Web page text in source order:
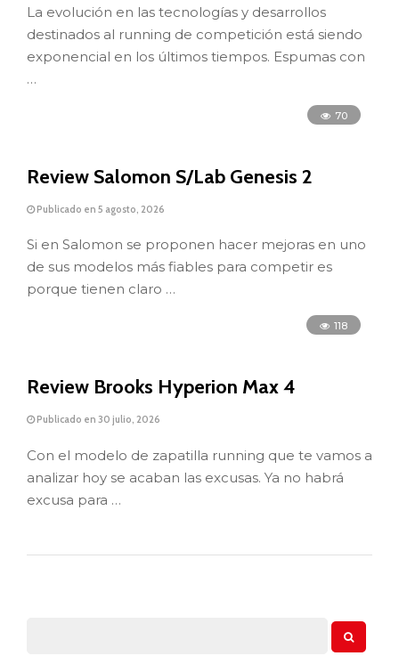
La evolución en las tecnologías y desarrollos
destinados al running de competición está siendo
exponencial en los últimos tiempos. Espumas con
…
70
Review Salomon S/Lab Genesis 2
Publicado en 5 agosto, 2026
Si en Salomon se proponen hacer mejoras en uno
de sus modelos más fiables para competir es
porque tienen claro …
118
Review Brooks Hyperion Max 4
Publicado en 30 julio, 2026
Con el modelo de zapatilla running que te vamos a
analizar hoy se acaban las excusas. Ya no habrá
excusa para …